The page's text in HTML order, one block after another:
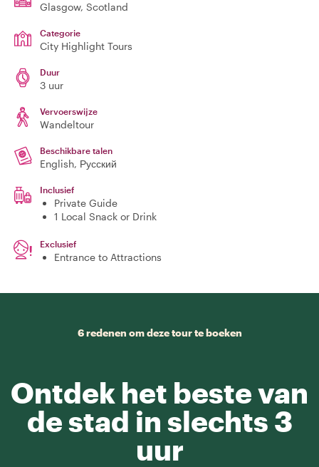
Glasgow, Scotland
Categorie
City Highlight Tours
Duur
3 uur
Vervoerswijze
Wandeltour
Beschikbare talen
English, Русский
Inclusief
Private Guide
1 Local Snack or Drink
Exclusief
Entrance to Attractions
6 redenen om deze tour te boeken
Ontdek het beste van
de stad in slechts 3
uur